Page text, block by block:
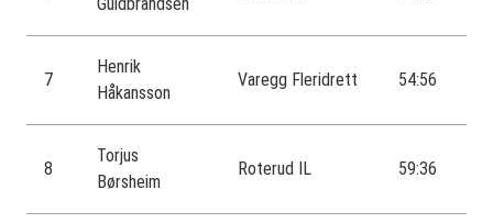
7
Henrik
Håkansson
Varegg Fleridrett 54:56
8
Torjus
Børsheim
Roterud IL 59:36